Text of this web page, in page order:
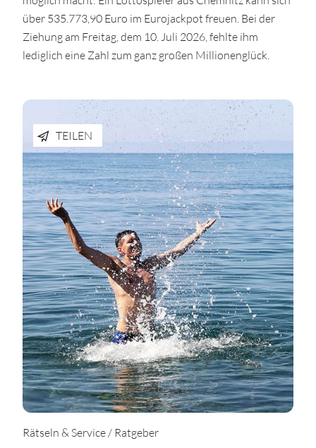
über 535.773,90 Euro im Eurojackpot freuen. Bei der
Ziehung am Freitag, dem 10. Juli 2026, fehlte ihm
lediglich eine Zahl zum ganz großen Millionenglück.
TEILEN
Rätseln & Service / Ratgeber